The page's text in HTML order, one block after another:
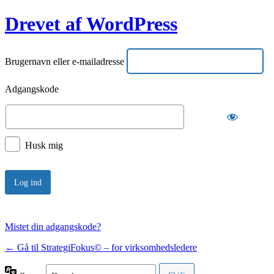
Drevet af WordPress
Brugernavn eller e-mailadresse
Adgangskode
Husk mig
Mistet din adgangskode?
← Gå til StrategiFokus© – for virksomhedsledere